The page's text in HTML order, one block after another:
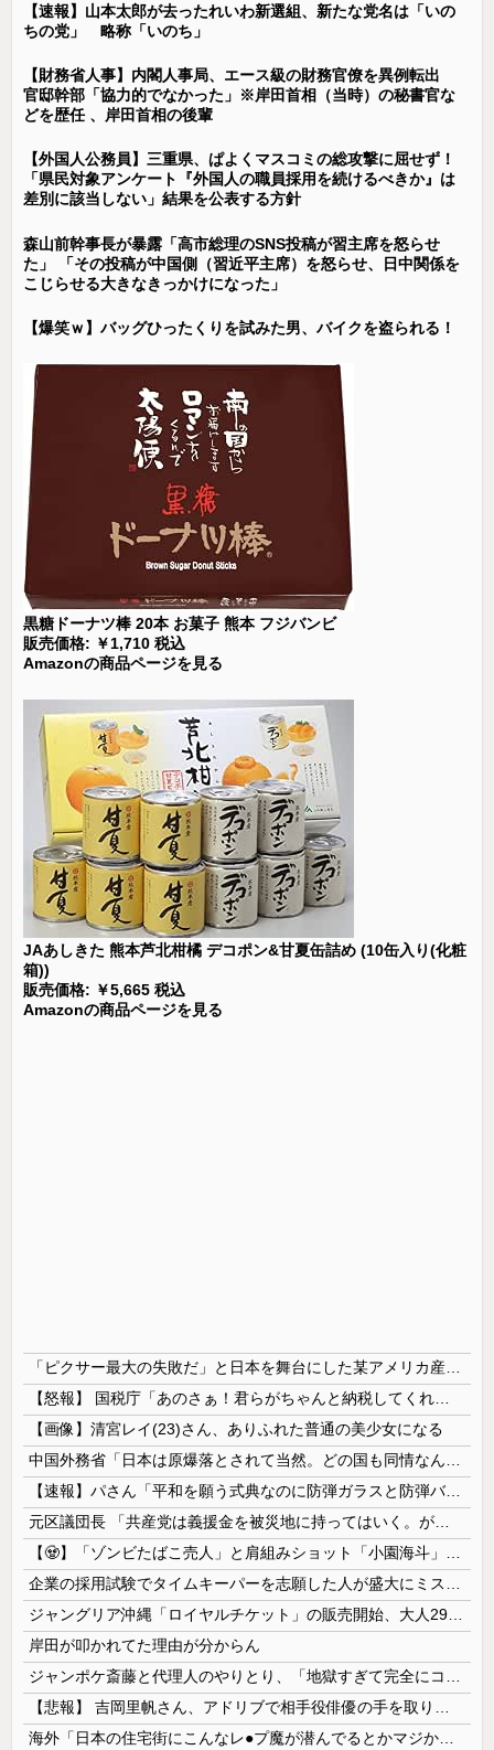
【速報】山本太郎が去ったれいわ新選組、新たな党名は「いの
ちの党」 略称「いのち」
【財務省人事】内閣人事局、エース級の財務官僚を異例転出
官邸幹部「協力的でなかった」※岸田首相（当時）の秘書官な
どを歴任 、岸田首相の後輩
【外国人公務員】三重県、ぱよくマスコミの総攻撃に屈せず！
「県民対象アンケート『外国人の職員採用を続けるべきか』は
差別に該当しない」結果を公表する方針
森山前幹事長が暴露「高市総理のSNS投稿が習主席を怒らせ
た」 「その投稿が中国側（習近平主席）を怒らせ、日中関係を
こじらせる大きなきっかけになった」
【爆笑ｗ】バッグひったくりを試みた男、バイクを盗られる！
黒糖ドーナツ棒 20本 お菓子 熊本 フジバンビ
販売価格: ￥1,710 税込
Amazonの商品ページを見る
JAあしきた 熊本芦北柑橘 デコポン&甘夏缶詰め (10缶入り(化粧
箱))
販売価格: ￥5,665 税込
Amazonの商品ページを見る
【画像】清宮レイ(23)さん、ありふれた普通の美少女になる
【速報】パさん「平和を願う式典なのに防弾ガラスと防弾バッグSP」安倍元首相の悲劇や石破前首相も同環境だったことは忘れる
岸田が叩かれてた理由が分からん